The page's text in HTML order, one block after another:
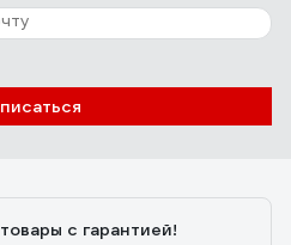
с гарантией!